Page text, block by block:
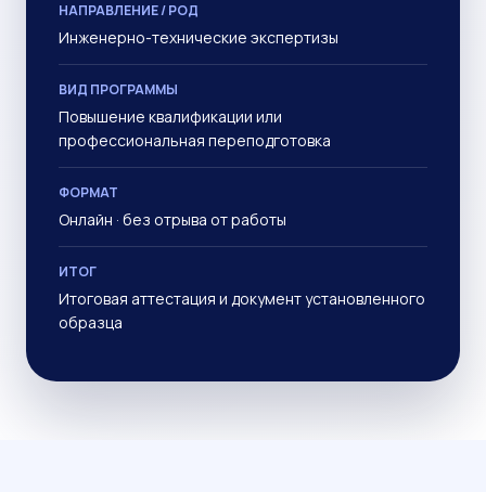
НАПРАВЛЕНИЕ / РОД
Инженерно-технические экспертизы
ВИД ПРОГРАММЫ
Повышение квалификации или
профессиональная переподготовка
ФОРМАТ
Онлайн · без отрыва от работы
ИТОГ
Итоговая аттестация и документ установленного
образца